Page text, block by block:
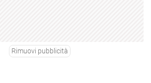
Rimuovi pubblicità